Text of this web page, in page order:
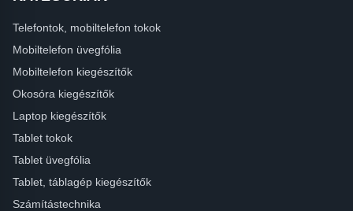
Telefontok, mobiltelefon tokok
Mobiltelefon üvegfólia
Mobiltelefon kiegészítők
Okosóra kiegészítők
Laptop kiegészítők
Tablet tokok
Tablet üvegfólia
Tablet, táblagép kiegészítők
Számítástechnika